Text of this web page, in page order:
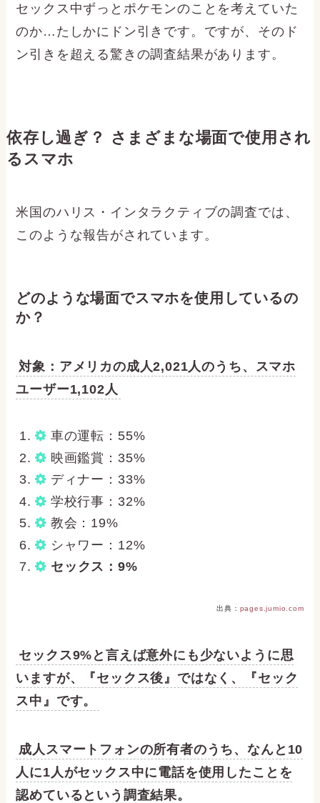
セックス中ずっとポケモンのことを考えていた
のか…たしかにドン引きです。ですが、そのド
ン引きを超える驚きの調査結果があります。
依存し過ぎ？ さまざまな場面で使用され
るスマホ
米国のハリス・インタラクティブの調査では、
このような報告がされています。
どのような場面でスマホを使用しているの
か？
対象：アメリカの成人2,021人のうち、スマホ
ユーザー1,102人
車の運転：55%
映画鑑賞：35%
ディナー：33%
学校行事：32%
教会：19%
シャワー：12%
セックス：9%
出典： pages.jumio.com
セックス9%と言えば意外にも少ないように思
いますが、『セックス後』ではなく、『セック
ス中』です。
成人スマートフォンの所有者のうち、なんと10
人に1人がセックス中に電話を使用したことを
認めているという調査結果。